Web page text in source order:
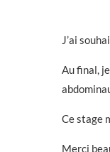
J’ai
Au final,
Ce stage
Merci